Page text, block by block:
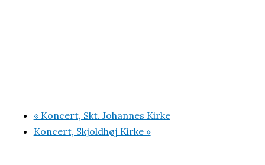
«Koncert, Skt. Johannes Kirke
Koncert, Skjoldhøj Kirke »